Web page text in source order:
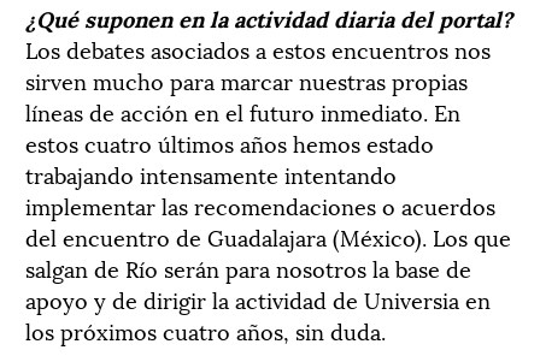
¿Qué suponen en la actividad diaria del portal?
Los debates asociados a estos encuentros nos
sirven mucho para marcar nuestras propias
líneas de acción en el futuro inmediato. En
estos cuatro últimos años hemos estado
trabajando intensamente intentando
implementar las recomendaciones o acuerdos
del encuentro de Guadalajara (México). Los que
salgan de Río serán para nosotros la base de
apoyo y de dirigir la actividad de Universia en
los próximos cuatro años, sin duda.